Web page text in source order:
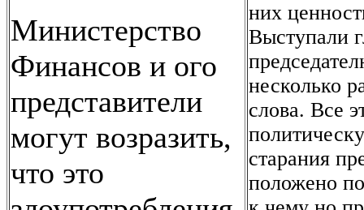
Министерство
Финансов и ого
представители
могут возразить,
что это
них
Выступали
несколько
слова. Все
старания
положено